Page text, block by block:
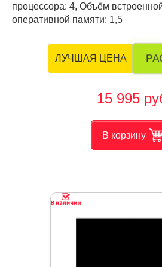
процессора: 4, Объём
оперативной памяти: 1,5
ЛУЧШАЯ ЦЕНА
15 995
В корзину